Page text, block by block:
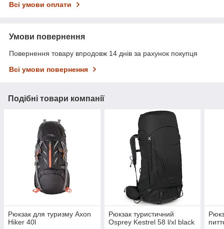
Всі умови оплати
Умови повернення
Повернення товару впродовж 14 днів за рахунок покупця
Всі умови повернення
Подібні товари компанії
Рюкзак для туризму Axon
Hiker 40l
Рюкзак туристичний
Osprey Kestrel 58 l/xl black